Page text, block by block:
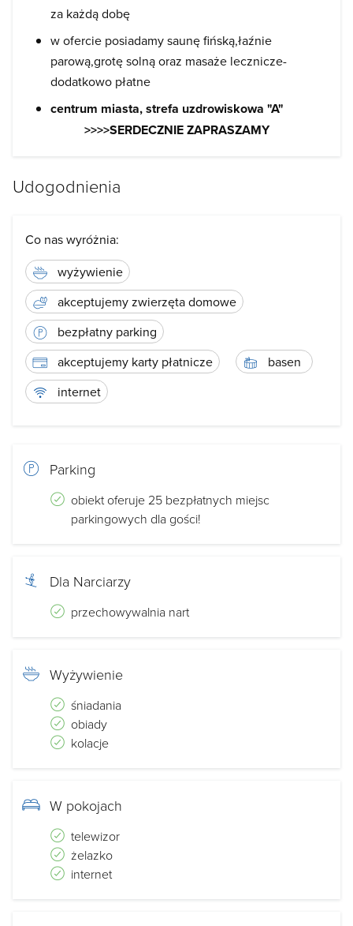
za każdą dobę
w ofercie posiadamy saunę fińską,łaźnie
parową,grotę solną oraz masaże lecznicze-
dodatkowo płatne
centrum miasta, strefa uzdrowiskowa "A"
>>>>SERDECZNIE ZAPRASZAMY
Udogodnienia
Co nas wyróżnia:
wyżywienie
akceptujemy zwierzęta domowe
bezpłatny parking
akceptujemy karty płatnicze
basen
internet
Parking
obiekt oferuje 25 bezpłatnych miejsc
parkingowych dla gości!
Dla Narciarzy
przechowywalnia nart
Wyżywienie
śniadania
obiady
kolacje
W pokojach
telewizor
żelazko
internet